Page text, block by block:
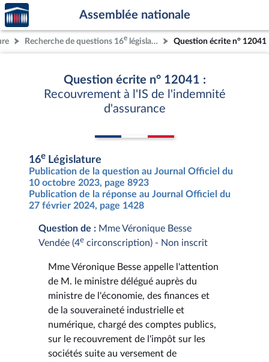
Aller au contenu
Aller en bas de la page
Accèder
à la
page
d'accueil
Assemblée nationale
Recherche de questions 16e législature Question écrite n° 12041
Question écrite n° 12041 :
Recouvrement à l'IS de l'indemnité
d'assurance
16e Législature
Publication de la question au Journal Officiel du
10 octobre 2023, page 8923
Publication de la réponse au Journal Officiel du
27 février 2024, page 1428
Question de : Mme Véronique Besse
Vendée (4e circonscription) - Non inscrit
Mme Véronique Besse appelle l'attention
de M. le ministre délégué auprès du
ministre de l'économie, des finances et
de la souveraineté industrielle et
numérique, chargé des comptes publics,
sur le recouvrement de l'impôt sur les
sociétés suite au versement de